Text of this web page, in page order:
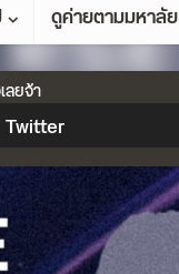
ดูค่ายตามมหาลัย
ลยจ้า
Twitter